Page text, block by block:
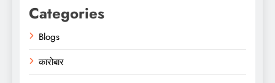
Categories
Blogs
कारोबार